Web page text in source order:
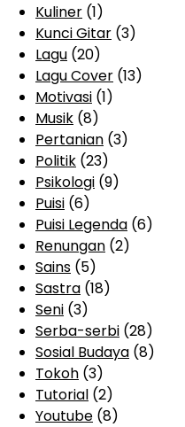
Kuliner (1)
Kunci Gitar (3)
Lagu (20)
Lagu Cover (13)
Motivasi (1)
Musik (8)
Pertanian (3)
Politik (23)
Psikologi (9)
Puisi (6)
Puisi Legenda (6)
Renungan (2)
Sains (5)
Sastra (18)
Seni (3)
Serba-serbi (28)
Sosial Budaya (8)
Tokoh (3)
Tutorial (2)
Youtube (8)